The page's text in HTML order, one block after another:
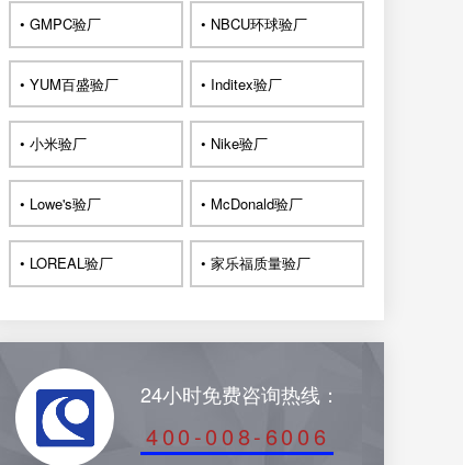
• GMPC验厂 • NBCU环球验厂
• YUM百盛验厂 • Inditex验厂
• 小米验厂 • Nike验厂
• Lowe's验厂 • McDonald验厂
• LOREAL验厂 • 家乐福质量验厂
24小时免费咨询热线：
400-008-6006